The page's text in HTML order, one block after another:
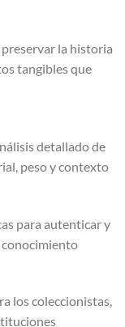
la historia
tangibles que
detallado de
peso y contexto
para autenticar y
conocimiento
los coleccionistas,